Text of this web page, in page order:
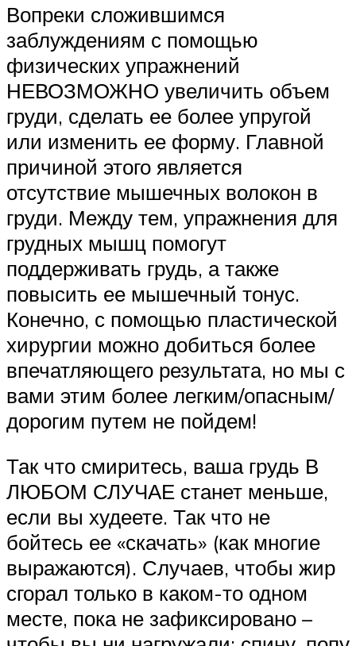
Вопреки сложившимся
заблуждениям с помощью
физических упражнений
НЕВОЗМОЖНО увеличить объем
груди, сделать ее более упругой
или изменить ее форму. Главной
причиной этого является
отсутствие мышечных волокон в
груди. Между тем, упражнения для
грудных мышц помогут
поддерживать грудь, а также
повысить ее мышечный тонус.
Конечно, с помощью пластической
хирургии можно добиться более
впечатляющего результата, но мы с
вами этим более легким/опасным/
дорогим путем не пойдем!
Так что смиритесь, ваша грудь В
ЛЮБОМ СЛУЧАЕ станет меньше,
если вы худеете. Так что не
бойтесь ее «скачать» (как многие
выражаются). Случаев, чтобы жир
сгорал только в каком-то одном
месте, пока не зафиксировано –